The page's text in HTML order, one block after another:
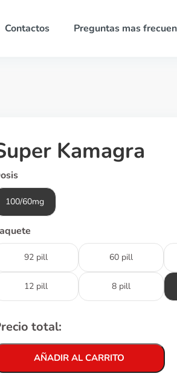
Contactos Preguntas mas
Kamagra
100/60mg
92 pill 60 pill
12 pill 8 pill
total:
AÑADIR AL CARRITO